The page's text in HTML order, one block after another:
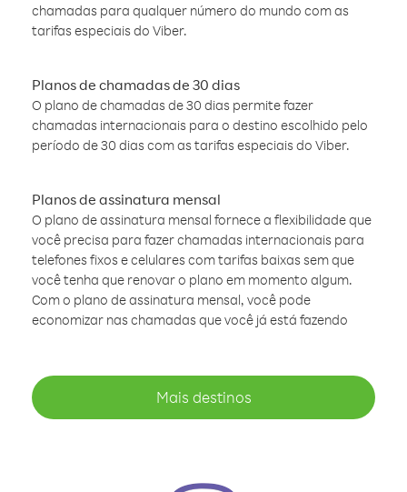
chamadas para qualquer número do mundo com as
tarifas especiais do Viber.
Planos de chamadas de 30 dias
O plano de chamadas de 30 dias permite fazer
chamadas internacionais para o destino escolhido pelo
período de 30 dias com as tarifas especiais do Viber.
Planos de assinatura mensal
O plano de assinatura mensal fornece a flexibilidade que
você precisa para fazer chamadas internacionais para
telefones fixos e celulares com tarifas baixas sem que
você tenha que renovar o plano em momento algum.
Com o plano de assinatura mensal, você pode
economizar nas chamadas que você já está fazendo
Mais destinos